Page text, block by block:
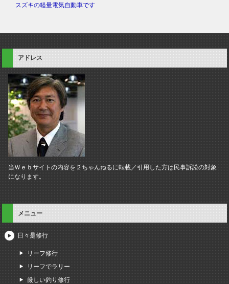
スズキの軽量電気自動車です
アドレス
当Ｗｅｂサイトの内容を２ちゃんねるに転載／引用した方は民事訴訟の対象
になります。
メニュー
日々是修行
リーフ修行
リーフでラリー
厳しい釣り修行